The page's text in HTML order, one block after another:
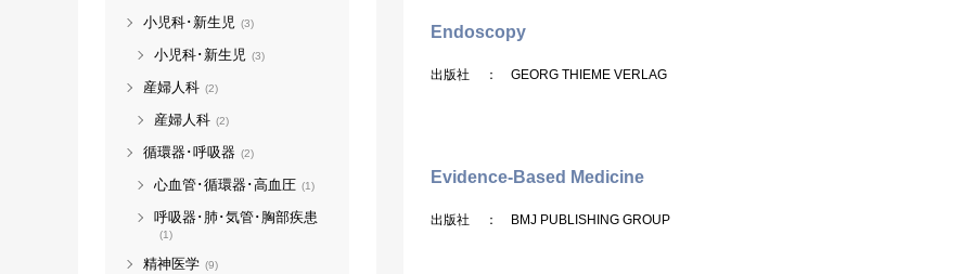
Endoscopy
出版社 ： GEORG THIEME VERLAG
Evidence-Based Medicine
出版社 ： BMJ PUBLISHING GROUP
小児科･新生児 (3)
小児科･新生児 (3)
産婦人科 (2)
産婦人科 (2)
循環器･呼吸器 (2)
心血管･循環器･高血圧 (1)
呼吸器･肺･気管･胸部疾患
(1)
精神医学 (9)